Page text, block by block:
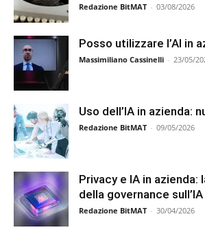
Redazione BitMAT - 03/08/2026
Posso utilizzare l’AI in
Massimiliano Cassinelli - 23/05/
Uso dell’IA in azienda:
Redazione BitMAT - 09/05/2026
Privacy e IA in azienda:
della governance sull’IA
Redazione BitMAT - 30/04/2026